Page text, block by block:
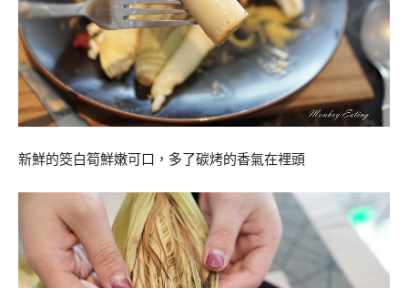
新鮮的筊白筍鮮嫩可口，多了碳烤的香氣在裡頭